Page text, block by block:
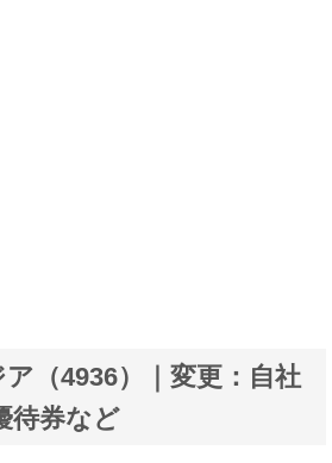
（4936）｜変更：自社
待券など